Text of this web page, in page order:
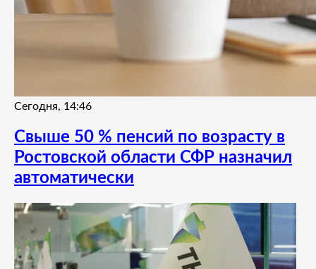
Сегодня, 14:46
Свыше 50 % пенсий по возрасту в
Ростовской области СФР назначил
автоматически